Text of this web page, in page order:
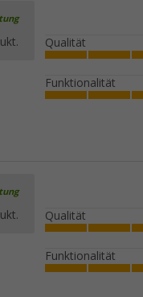
Qualität
Funktionalität
Qualität
Funktionalität